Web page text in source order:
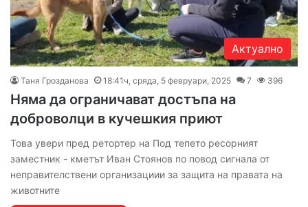
Актуално
Таня Грозданова 18:41ч, сряда, 5 февруари, 2025 7 396
Няма да ограничават достъпа на
доброволци в кучешкия приют
Това увери пред ретортер на Под тепето ресорният
заместник - кметът Иван Стоянов по повод сигнала от
неправителствени организациии за защита на правата на
животните